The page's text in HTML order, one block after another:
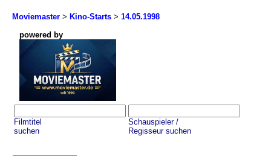
Moviemaster > Kino-Starts > 14.05.1998
powered by
Filmtitel
suchen
Schauspieler /
Regisseur suchen